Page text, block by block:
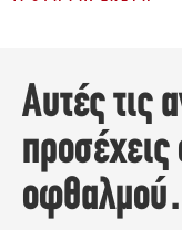
Αυτές τις